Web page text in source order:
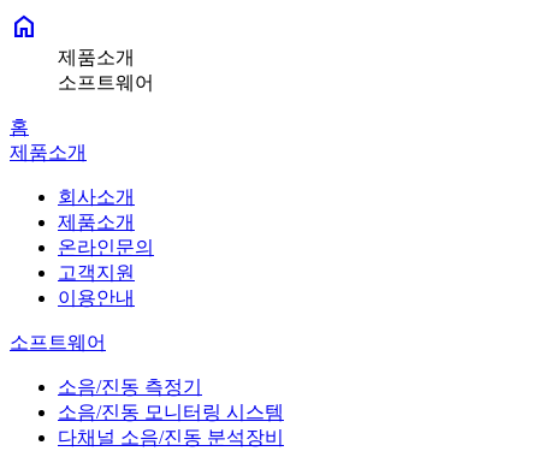
home
제품소개
소프트웨어
홈
제품소개
회사소개
제품소개
온라인문의
고객지원
이용안내
소프트웨어
소음/진동 측정기
소음/진동 모니터링 시스템
다채널 소음/진동 분석장비